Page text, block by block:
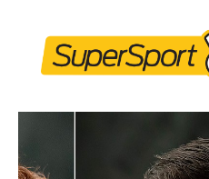
content